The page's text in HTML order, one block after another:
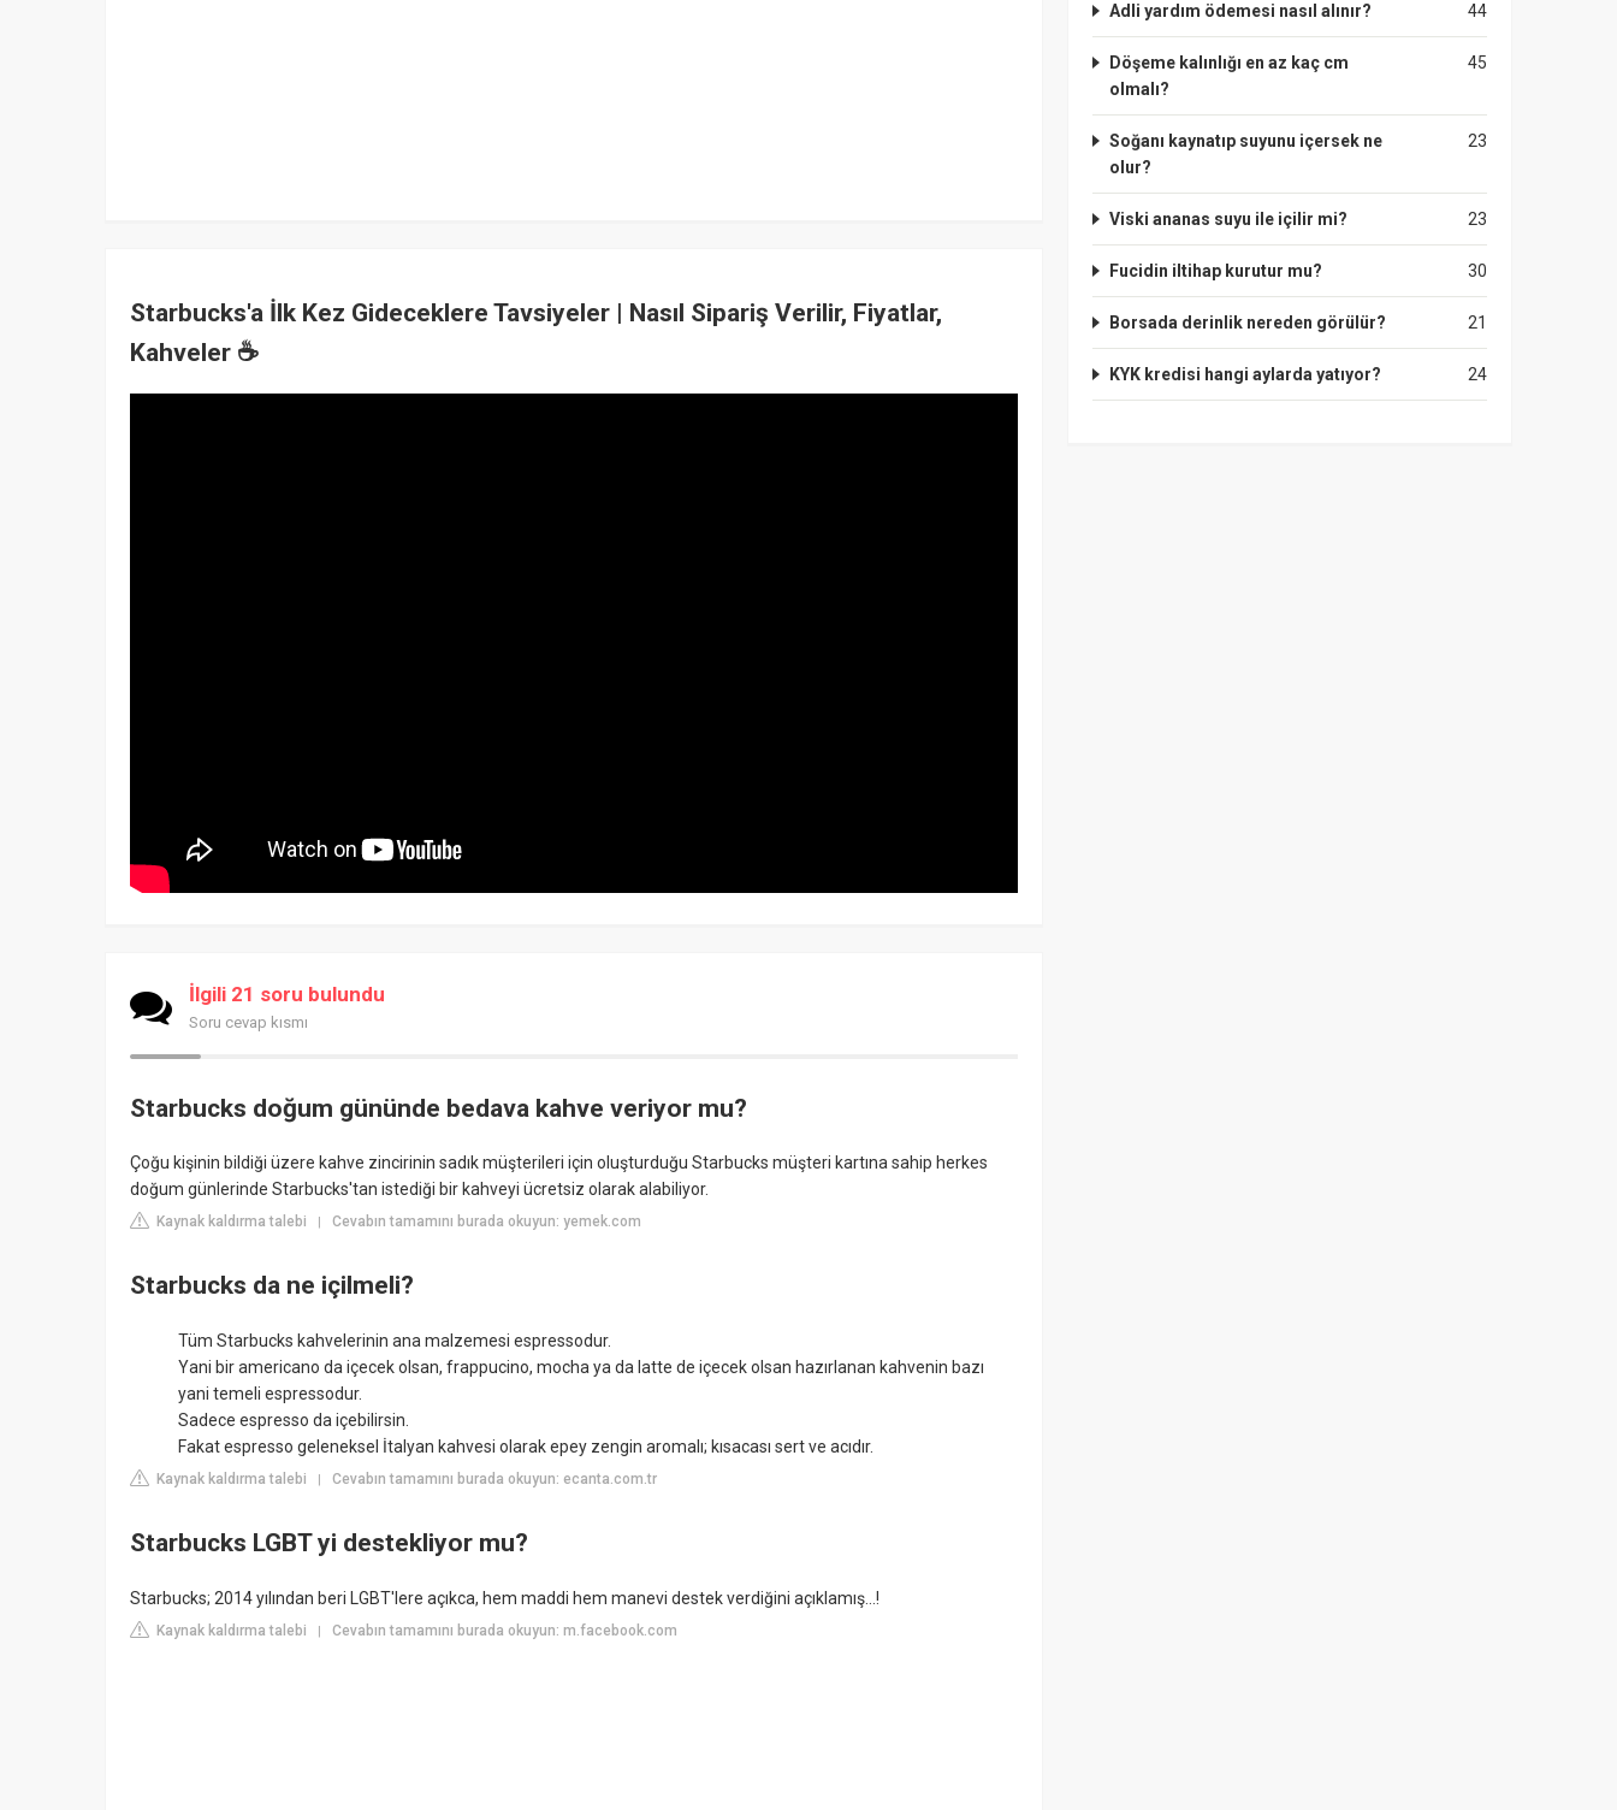
Starbucks'a İlk Kez Gideceklere Tavsiyeler | Nasıl Sipariş Verilir, Fiyatlar,
Kahveler ☕
İlgili 21 soru bulundu
Soru cevap kısmı
Starbucks doğum gününde bedava kahve veriyor mu?
Çoğu kişinin bildiği üzere kahve zincirinin sadık müşterileri için oluşturduğu Starbucks müşteri kartına sahip herkes
doğum günlerinde Starbucks'tan istediği bir kahveyi ücretsiz olarak alabiliyor.
Kaynak kaldırma talebi | Cevabın tamamını burada okuyun: yemek.com
Starbucks da ne içilmeli?
Tüm Starbucks kahvelerinin ana malzemesi espressodur.
Yani bir americano da içecek olsan, frappucino, mocha ya da latte de içecek olsan hazırlanan kahvenin bazı
yani temeli espressodur.
Sadece espresso da içebilirsin.
Fakat espresso geleneksel İtalyan kahvesi olarak epey zengin aromalı; kısacası sert ve acıdır.
Kaynak kaldırma talebi | Cevabın tamamını burada okuyun: ecanta.com.tr
Starbucks LGBT yi destekliyor mu?
Starbucks; 2014 yılından beri LGBT'lere açıkca, hem maddi hem manevi destek verdiğini açıklamış...!
Kaynak kaldırma talebi | Cevabın tamamını burada okuyun: m.facebook.com
44
Adli yardım ödemesi nasıl alınır?
45
Döşeme kalınlığı en az kaç cm
olmalı?
23
Soğanı kaynatıp suyunu içersek ne
olur?
23
Viski ananas suyu ile içilir mi?
30
Fucidin iltihap kurutur mu?
21
Borsada derinlik nereden görülür?
24
KYK kredisi hangi aylarda yatıyor?